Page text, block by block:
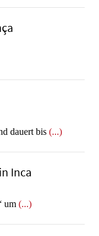
dauert bis (...)
Inca
um (...)